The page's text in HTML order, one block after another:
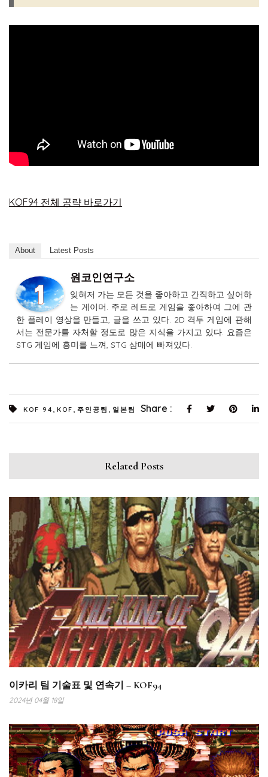
KOF94 전체 공략 바로가기
About Latest Posts
원코인연구소
잊혀저 가는 모든 것을 좋아하고 간직하고 싶어하
는 게이머. 주로 레트로 게임을 좋아하여 그에 관
한 플레이 영상을 만들고, 글을 쓰고 있다. 2D 격투 게임에 관해
서는 전문가를 자처할 정도로 많은 지식을 가지고 있다. 요즘은
STG 게임에 흥미를 느껴, STG 삼매에 빠져있다.
KOF 94 KOF 주인공팀 일본팀 Share :
Related Posts
이카리 팀 기술표 및 연속기 – KOF94
2024년 04월 18일